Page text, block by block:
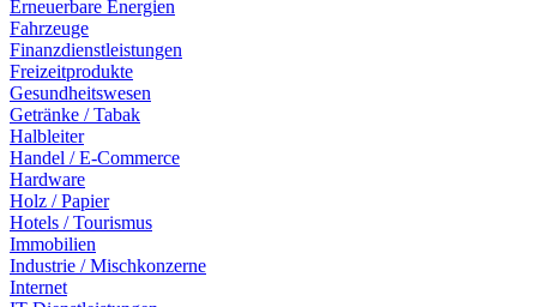
Erneuerbare Energien
Fahrzeuge
Finanzdienstleistungen
Freizeitprodukte
Gesundheitswesen
Getränke / Tabak
Halbleiter
Handel / E-Commerce
Hardware
Holz / Papier
Hotels / Tourismus
Immobilien
Industrie / Mischkonzerne
Internet